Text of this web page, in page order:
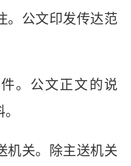
公文印发传达范
公文正文的说
关。除主送机关